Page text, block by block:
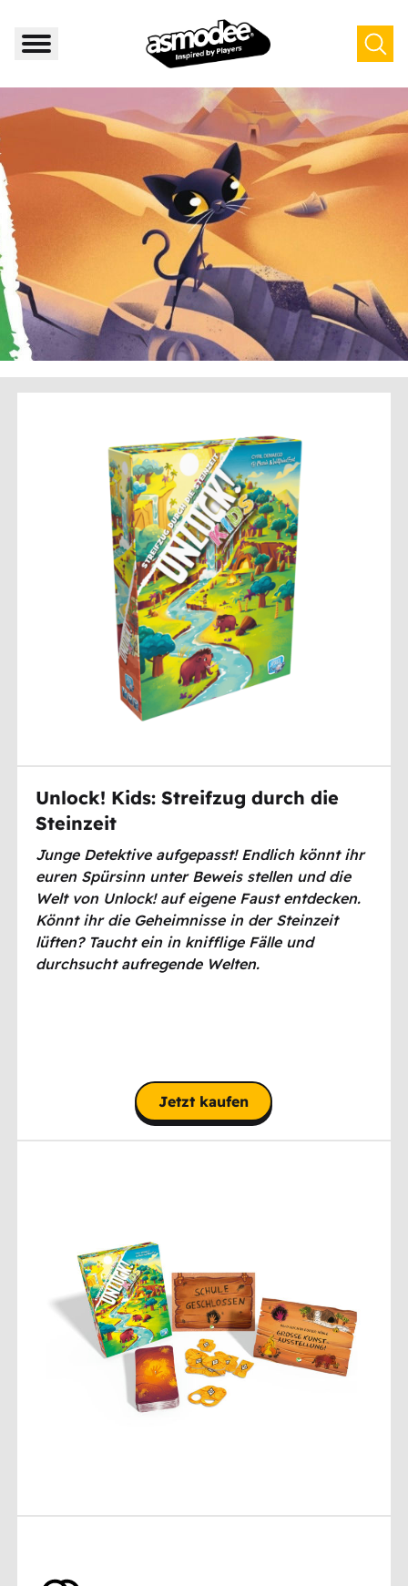
Unlock! Kids: Streifzug durch die
Steinzeit
Junge Detektive aufgepasst! Endlich könnt ihr
euren Spürsinn unter Beweis stellen und die
Welt von Unlock! auf eigene Faust entdecken.
Könnt ihr die Geheimnisse in der Steinzeit
lüften? Taucht ein in knifflige Fälle und
durchsucht aufregende Welten.
Jetzt kaufen